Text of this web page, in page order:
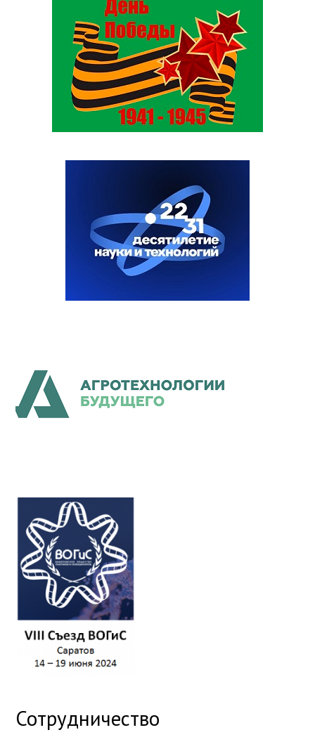
Сотрудничество